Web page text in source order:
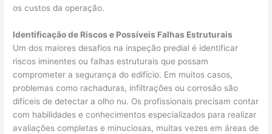
os custos da operação.
Identificação de Riscos e Possíveis Falhas Estruturais
Um dos maiores desafios na inspeção predial é identificar
riscos iminentes ou falhas estruturais que possam
comprometer a segurança do edifício. Em muitos casos,
problemas como rachaduras, infiltrações ou corrosão são
difíceis de detectar a olho nu. Os profissionais precisam contar
com habilidades e conhecimentos especializados para realizar
avaliações completas e minuciosas, muitas vezes em áreas de